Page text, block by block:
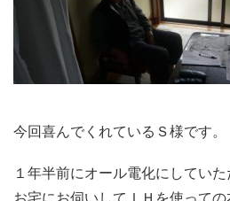
今回喜んでくれているＳ様です。
１年半前にオール電化にしてい